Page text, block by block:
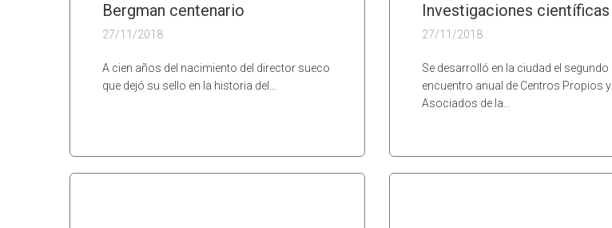
Bergman centenario
27/11/2018
A cien años del nacimiento del director sueco
que dejó su sello en la historia del…
Investigaciones científicas
27/11/2018
Se desarrolló en la ciudad el segundo
encuentro anual de Centros Propios y
Asociados de la…